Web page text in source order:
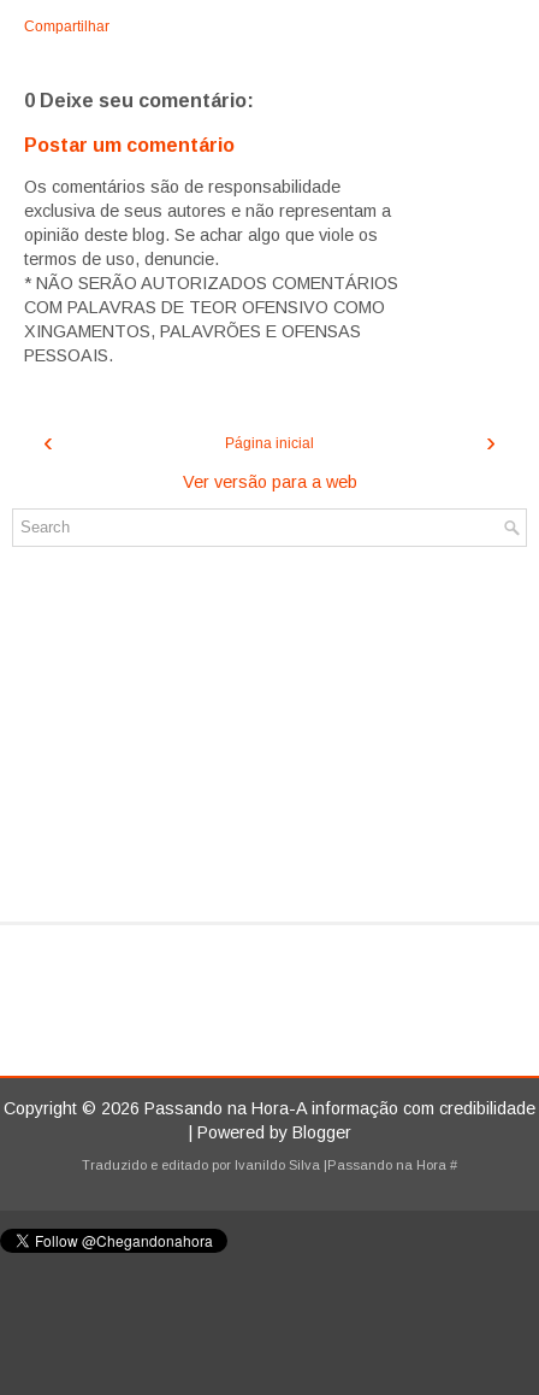
Compartilhar
0 Deixe seu comentário:
Postar um comentário
Os comentários são de responsabilidade
exclusiva de seus autores e não representam a
opinião deste blog. Se achar algo que viole os
termos de uso, denuncie.
* NÃO SERÃO AUTORIZADOS COMENTÁRIOS
COM PALAVRAS DE TEOR OFENSIVO COMO
XINGAMENTOS, PALAVRÕES E OFENSAS
PESSOAIS.
‹ ›
Página inicial
Ver versão para a web
Copyright © 2026 Passando na Hora-A informação com credibilidade
| Powered by Blogger
Traduzido e editado por Ivanildo Silva |Passando na Hora #